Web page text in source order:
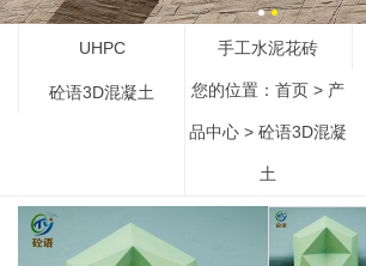
UHPC 手工水泥花砖
砼语3D混凝土 您的位置：首页 > 产
品中心 >砼语3D混凝
土